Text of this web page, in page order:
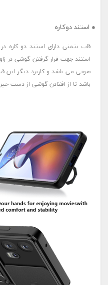
● استند دوکاره
قاب بتمنی دارای استند دو کاره
صوتی می باشد و کاربرد دیگر
باشد تا از افتادن گوشی از دست